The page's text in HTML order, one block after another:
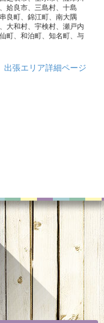
姶良市、三島村、十島
良町、錦江町、南大隅
大和村、宇検村、瀬戸内
町、和泊町、知名町、与
出張エリア詳細ページ